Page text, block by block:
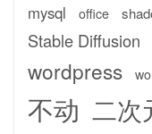
mysql office
Stable Diffusion
wordpress
不动 二次